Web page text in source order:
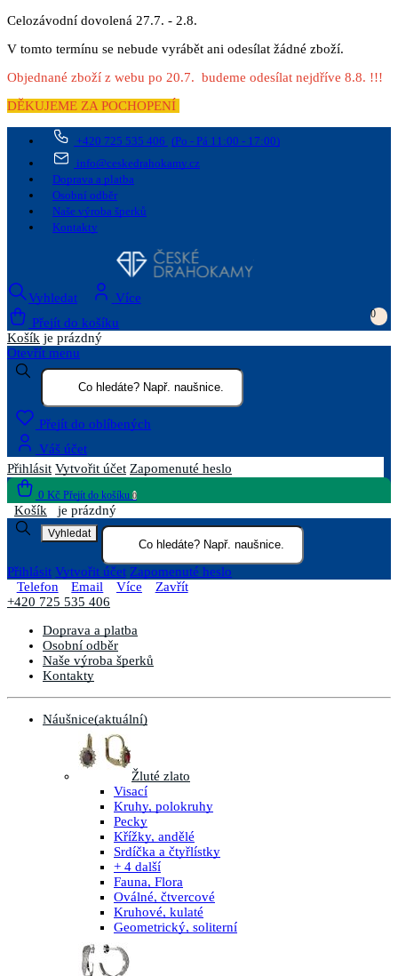
Celozávodní dovolená 27.7. - 2.8.
V tomto termínu se nebude vyrábět ani odesílat žádné zboží.
Objednané zboží z webu po 20.7. budeme odesílat nejdříve 8.8. !!!
DĚKUJEME ZA POCHOPENÍ
+420 725 535 406 (Po - Pá 11:00 - 17:00)
info@ceskedrahokamy.cz
Doprava a platba
Osobní odběr
Naše výroba šperků
Kontakty
Vyhledat
Více
Přejít do košíku
0
Košík je prázdný
Otevřít menu
Přejít do oblíbených
Váš účet
Přihlásit Vytvořit účet Zapomenuté heslo
0 Kč Přejít do košíku 0
Košík je prázdný
Vyhledat
Přihlásit Vytvořit účet Zapomenuté heslo
Telefon
Email Více
Zavřít
+420 725 535 406
Doprava a platba
Osobní odběr
Naše výroba šperků
Kontakty
Náušnice(aktuální)
Žluté zlato
Visací
Kruhy, polokruhy
Pecky
Křížky, andělé
Srdíčka a čtyřlístky
+ 4 další
Fauna, Flora
Oválné, čtvercové
Kruhové, kulaté
Geometrický, soliterní